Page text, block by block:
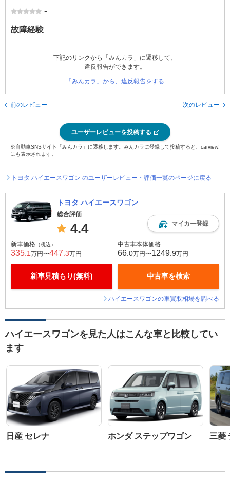
-
故障経験
下記のリンクから「みんカラ」に遷移して、
違反報告ができます。
「みんカラ」から、違反報告をする
前のレビュー 次のレビュー
ユーザーレビューを投稿する
※自動車SNSサイト「みんカラ」に遷移します。みんカラに登録して投稿すると、carview!
にも表示されます。
トヨタ ハイエースワゴン のユーザーレビュー・評価一覧のページに戻る
トヨタ ハイエースワゴン
総合評価
4.4 マイカー登録
新車価格 （税込）
335 .1 万円〜447 .3万円
新車見積もり(無料)
中古車本体価格
66 .0万円〜1249 .9万円
中古車を検索
ハイエースワゴンの車買取相場を調べる
ハイエースワゴンを見た人はこんな車と比較してい
ます
日産 セレナ ホンダ ステップワゴン 三菱